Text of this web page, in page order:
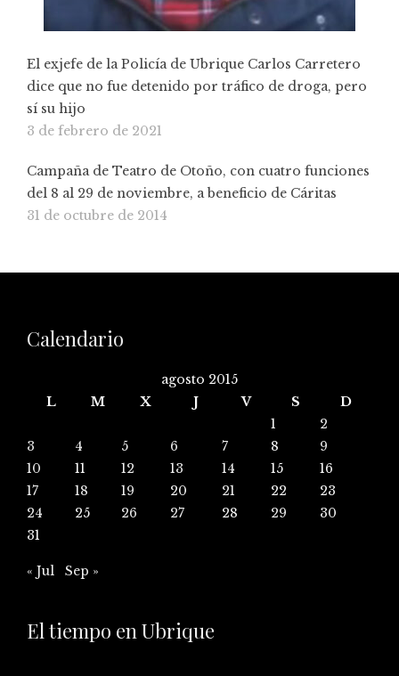
El exjefe de la Policía de Ubrique Carlos Carretero
dice que no fue detenido por tráfico de droga, pero
sí su hijo
3 de febrero de 2021
Campaña de Teatro de Otoño, con cuatro funciones
del 8 al 29 de noviembre, a beneficio de Cáritas
31 de octubre de 2014
Calendario
agosto 2015
L
M X J V S
D
1
2
3
4 5 6 7 8
9
10
11 12 13 14 15
16
17
18 19 20 21 22
23
24
25 26 27 28 29
30
31
« Jul Sep »
El tiempo en Ubrique